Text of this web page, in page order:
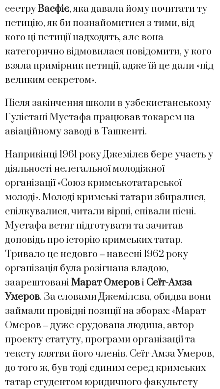
сеструВасфіє, яка давала йому почитати ту
петицію, як би познайомитися з тими, від
кого ці петиції надходять, але вона
категорично відмовилася повідомити, у кого
взяла примірник петиції, адже їй це дали «під
великим секретом».
Після закінчення школи в узбекистанському
Гулістані Мустафа працював токарем на
авіаційному заводі в Ташкенті.
Наприкінці 1961 року Джемілєв бере участь у
діяльності нелегальної молодіжної
організації «Союз кримськотатарської
молоді». Молоді кримські татари збиралися,
спілкувалися, читали вірші, співали пісні.
Мустафа встиг підготувати та зачитав
доповідь про історію кримських татар.
Тривало це недовго ‒ навесні 1962 року
організація була розігнана владою,
заарештовані Марат Омерові Сеїт-Амза
Умеров. За словами Джемілєва, обидва вони
займали провідні позиції на зборах: «Марат
Омеров ‒ дуже ерудована людина, автор
проекту статуту, програми організації та
тексту клятви його членів. Сеїт-Амза Умеров,
до того ж, був тоді єдиним серед кримських
татар студентом юридичного факультету